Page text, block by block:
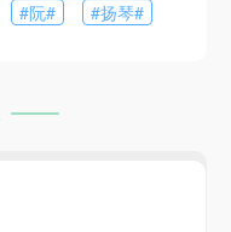
#阮# #扬琴#